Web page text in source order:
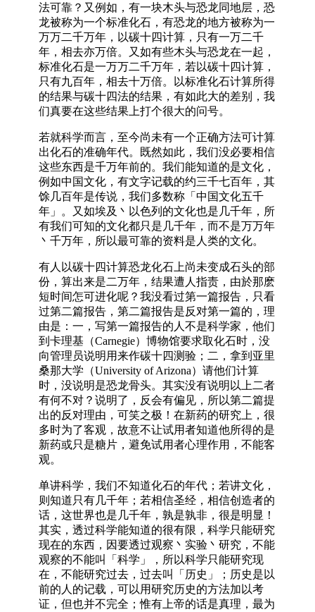
法可靠？又例如，有一块木头与恐龙同地层，恐
龙被称为一个标准化石，有恐龙的地方被称为一
万万二千万年，以碳十四计算，只有一万二千
年，相去亦万倍。又如有些木头与恐龙在一起，
标准化石是一万万二千万年，若以碳十四计算，
只有九百年，相去十万倍。以标准化石计算所得
的结果与碳十四法的结果，有如此大的差别，我
们真要在这些结果上打个很大的问号。
若就科学而言，至今尚未有一个正确方法可计算
出化石的准确年代。既然如此，我们没必要相信
这些东西是千万年前的。我们能知道的是文化，
例如中国文化，有文字记载的约三千七百年，其
馀几百年是传说，我们多数称「中国文化五千
年」。又如埃及丶以色列的文化也是几千年，所
有我们可知的文化都只是几千年，而不是万万年
丶千万年，所以最可靠的资料是人类的文化。
有人以碳十四计算恐龙化石上尚未变成石头的部
份，算出来是二万年，结果遭人指责，由於那麽
短时间怎可进化呢？我没看过第一篇报告，只看
过第二篇报告，第二篇报告是反对第一篇的，理
由是：一，写第一篇报告的人不是科学家，他们
到卡理基（Carnegie）博物馆要求取化石时，没
向管理员说明用来作碳十四测验；二，拿到亚里
桑那大学（University of Arizona）请他们计算
时，没说明是恐龙骨头。其实没有说明以上二者
有何不对？说明了，反会有偏见，所以第二篇提
出的反对理由，可笑之极！在新药的研究上，很
多时为了客观，故意不让试用者知道他所得的是
新药或只是糖片，避免试用者心理作用，不能客
观。
单讲科学，我们不知道化石的年代；若讲文化，
则知道只有几千年；若相信圣经，相信创造者的
话，这世界也是几千年，孰是孰非，很是明显！
其实，透过科学能知道的很有限，科学只能研究
现在的东西，因要透过观察丶实验丶研究，不能
观察的不能叫「科学」，所以科学只能研究现
在，不能研究过去，过去叫「历史」；历史是以
前的人的记载，可以用研究历史的方法加以考
证，但也并不完全；惟有上帝的话是真理，最为